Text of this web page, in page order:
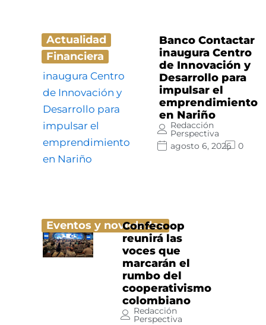
Actualidad
Financiera
Banco Contactar
inaugura Centro
de Innovación y
Desarrollo para
impulsar el
emprendimiento
en Nariño
Redacción
Perspectiva
agosto 6, 2026
0
Eventos y novedades
Confecoop
reunirá las
voces que
marcarán el
rumbo del
cooperativismo
colombiano
Redacción
Perspectiva